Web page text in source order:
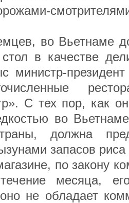
во Вьетнаме
в качестве
министр-
С тех пор, как
во
должна
запасов риса
по закону
месяца,
не обладает